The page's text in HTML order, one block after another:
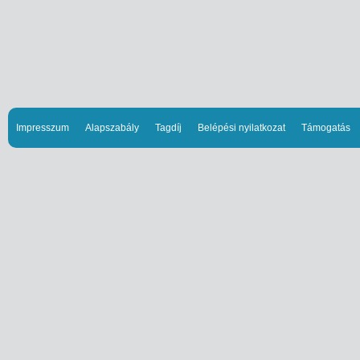
Impresszum Alapszabály Tagdíj Belépési nyilatkozat Támogatás